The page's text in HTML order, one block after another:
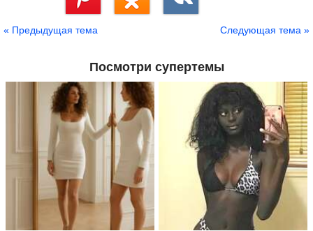
« Предыдущая тема Следующая тема »
Посмотри супертемы